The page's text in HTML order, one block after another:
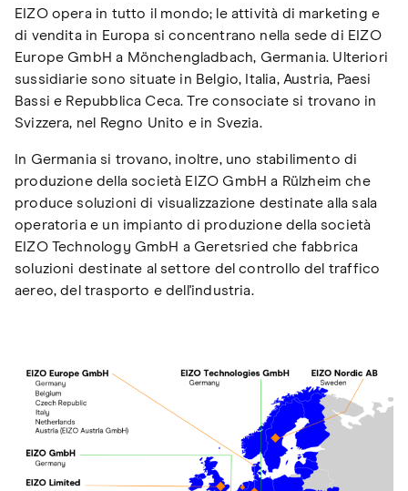
EIZO opera in tutto il mondo; le attività di marketing e
di vendita in Europa si concentrano nella sede di EIZO
Europe GmbH a Mönchengladbach, Germania. Ulteriori
sussidiarie sono situate in Belgio, Italia, Austria, Paesi
Bassi e Repubblica Ceca. Tre consociate si trovano in
Svizzera, nel Regno Unito e in Svezia.
In Germania si trovano, inoltre, uno stabilimento di
produzione della società EIZO GmbH a Rülzheim che
produce soluzioni di visualizzazione destinate alla sala
operatoria e un impianto di produzione della società
EIZO Technology GmbH a Geretsried che fabbrica
soluzioni destinate al settore del controllo del traffico
aereo, del trasporto e dell'industria.